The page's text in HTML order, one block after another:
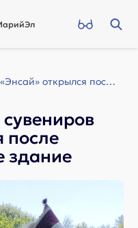
Салон марийских сувениров «Энсай» открылся после переезда в другое здание
после
здание